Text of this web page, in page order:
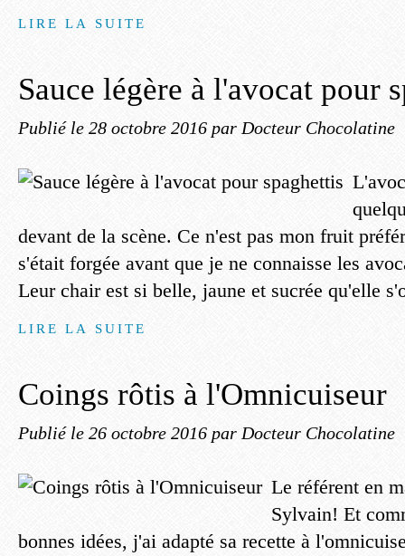
LIRE LA SUITE
Sauce légère à l'avocat pour
Publié le 28 octobre 2016 par Docteur Chocolatine
devant de la scène. Ce n'est pas mon fruit
s'était forgée avant que je ne connaisse les
Leur chair est si belle, jaune et sucrée qu'elle
LIRE LA SUITE
Coings rôtis à l'Omnicuiseur
Publié le 26 octobre 2016 par Docteur Chocolatine
Le référent en
Sylvain! Et
bonnes idées, j'ai adapté sa recette à